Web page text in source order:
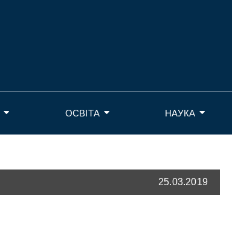
ОСВІТА НАУКА
25.03.2019